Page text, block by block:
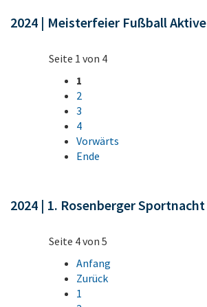
2024 | Meisterfeier Fußball Aktive
Seite 1 von 4
1
2
3
4
Vorwärts
Ende
2024 | 1. Rosenberger Sportnacht
Seite 4 von 5
Anfang
Zurück
1